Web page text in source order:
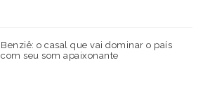
Benziê: o casal que vai dominar o país
com seu som apaixonante